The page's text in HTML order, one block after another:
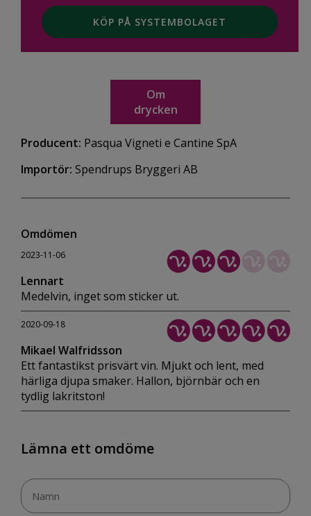
KÖP PÅ SYSTEMBOLAGET
Om
drycken
Producent: Pasqua Vigneti e Cantine SpA
Importör: Spendrups Bryggeri AB
Omdömen
2023-11-06
Lennart
Medelvin, inget som sticker ut.
2020-09-18
Mikael Walfridsson
Ett fantastikst prisvärt vin. Mjukt och lent, med
härliga djupa smaker. Hallon, björnbär och en
tydlig lakritston!
Lämna ett omdöme